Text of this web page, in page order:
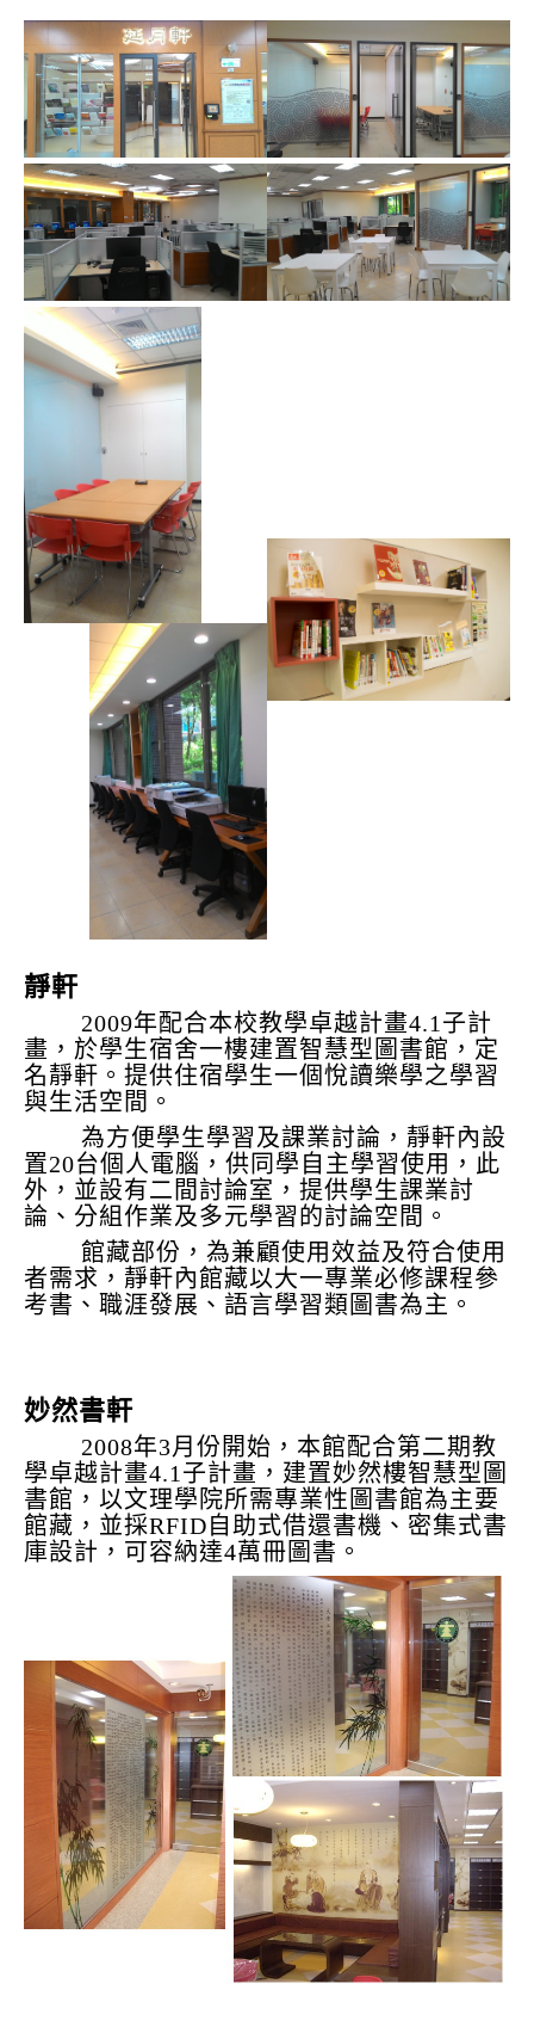
靜軒
2009年配合本校教學卓越計畫4.1子計
畫，於學生宿舍一樓建置智慧型圖書館，定
名靜軒。提供住宿學生一個悅讀樂學之學習
與生活空間。
為方便學生學習及課業討論，靜軒內設
置20台個人電腦，供同學自主學習使用，此
外，並設有二間討論室，提供學生課業討
論、分組作業及多元學習的討論空間。
館藏部份，為兼顧使用效益及符合使用
者需求，靜軒內館藏以大一專業必修課程參
考書、職涯發展、語言學習類圖書為主。
妙然書軒
2008年3月份開始，本館配合第二期教
學卓越計畫4.1子計畫，建置妙然樓智慧型圖
書館，以文理學院所需專業性圖書館為主要
館藏，並採RFID自助式借還書機、密集式書
庫設計，可容納達4萬冊圖書。